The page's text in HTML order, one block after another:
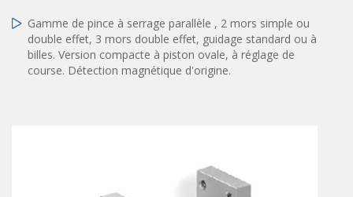
Amortisseurs hydrauliques
Régulateurs hydrauliques
Systèmes modulaires pneumatiques
Imprimerie
Plasturgie
Solutions personnalisées
+33 0 254 553 811
En
Gamme de pince à serrage parallèle , 2 mors simple ou
double effet, 3 mors double effet, guidage standard ou à
billes. Version compacte à piston ovale, à réglage de
course. Détection magnétique d'origine.